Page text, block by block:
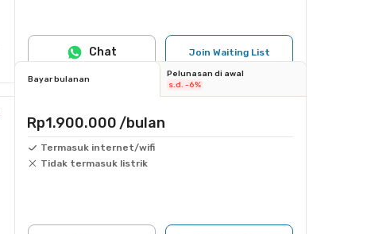
Join Waiting List
Chat
Bayar bulanan
Pelunasan di awal
s.d. -6%
Rp1.900.000 /bulan
Termasuk internet/wifi
Tidak termasuk listrik